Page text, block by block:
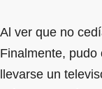
Al ver que no
Finalmente,
llevarse un